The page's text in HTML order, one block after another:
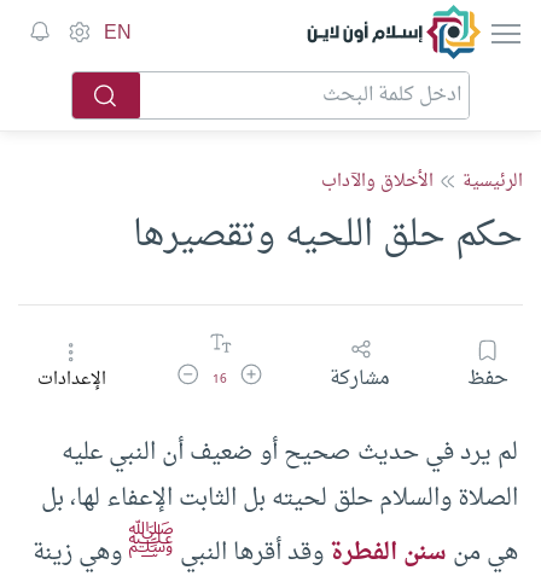
إسلام أون لاين EN
الرئيسية الأخلاق والآداب
حكم حلق اللحيه وتقصيرها
حفظ مشاركة زيادة حجم الخط
16 تقليل حجم الخطالإعدادات
لم يرد في حديث صحيح أو ضعيف أن النبي عليه
الصلاة والسلام حلق لحيته بل الثابت الإعفاء لها، بل
هي منسنن الفطرةوقد أقرها النبيﷺوهي زينة